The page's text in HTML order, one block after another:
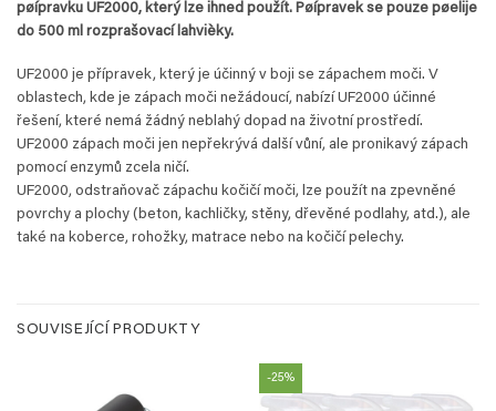
pøípravku UF2000, který lze ihned použít. Pøípravek se pouze pøelije
do 500 ml rozprašovací lahvièky.
UF2000 je přípravek, který je účinný v boji se zápachem moči. V
oblastech, kde je zápach moči nežádoucí, nabízí UF2000 účinné
řešení, které nemá žádný neblahý dopad na životní prostředí.
UF2000 zápach moči jen nepřekrývá další vůní, ale pronikavý zápach
pomocí enzymů zcela ničí.
UF2000, odstraňovač zápachu kočičí moči, lze použít na zpevněné
povrchy a plochy (beton, kachličky, stěny, dřevěné podlahy, atd.), ale
také na koberce, rohožky, matrace nebo na kočičí pelechy.
SOUVISEJÍCÍ PRODUKTY
-25%